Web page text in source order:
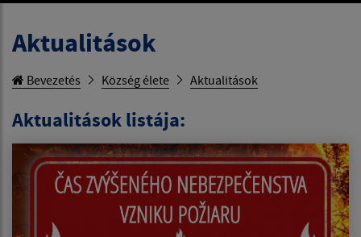
Aktualitások
Bevezetés Község élete Aktualitások
Aktualitások listája: